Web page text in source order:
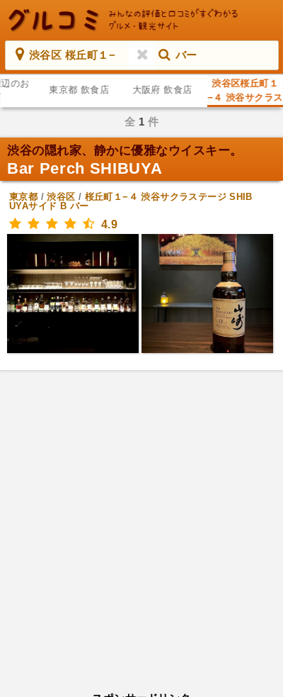
渋谷区 桜丘町１− バー
のお
東京都 飲食店 大阪府 飲食店
渋谷区桜丘町１
−４ 渋谷サクラス
テージ SHIBUYA
全 1 件
渋谷の隠れ家、静かに優雅なウイスキー。
Bar Perch SHIBUYA
東京都 /渋谷区 / 桜丘町１−４ 渋谷サクラステージ SHIB
UYAサイド B バー
4.9